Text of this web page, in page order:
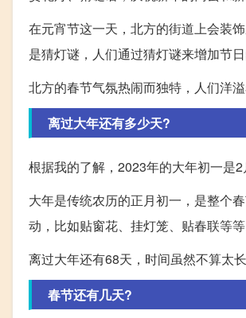
在元宵节这一天，北方的街道上会装
是猜灯谜，人们通过猜灯谜来增加节
北方的春节气氛热闹而独特，人们洋
离过大年还有多少天?
根据我的了解，2023年的大年初一是2
大年是传统农历的正月初一，是整个
动，比如贴窗花、挂灯笼、贴春联等
离过大年还有68天，时间虽然不算太
春节还有几天?